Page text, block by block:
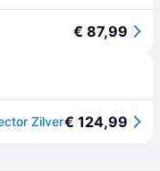
€ 87,99
Zilver€ 124,99